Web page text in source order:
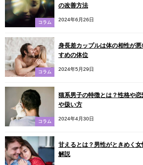
コラム
の改善方法
2024年6月26日
コラム
身長差カップルは体の相性が
すめの体位
2024年5月29日
コラム
猫系男子の特徴とは？性格や
や扱い方
2024年4月30日
甘えるとは？男性がときめく
解説